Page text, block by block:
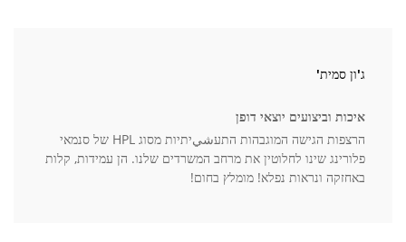
ג'ון סמית'
איכות וביצועים יוצאי דופן
הרצפות הגישה המוגבהות התעشيיתיות מסוג HPL של סנמאי
פלורינג שינו לחלוטין את מרחב המשרדים שלנו. הן עמידות, קלות
באחזקה ונראות נפלא! מומלץ בחום!